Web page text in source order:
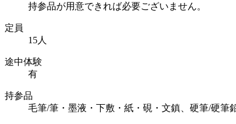
持参品が用意できれば必要ございません。
定員
15人
途中体験
有
持参品
毛筆/筆・墨液・下敷・紙・硯・文鎮、硬筆/硬筆